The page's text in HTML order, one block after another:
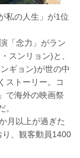
私の人生」が1位
「念力」がラン
スンリョン)と、
ギョン)が世の中
ストーリー。コ
で海外の映画祭
月以上が過ぎた
、観客動員1400